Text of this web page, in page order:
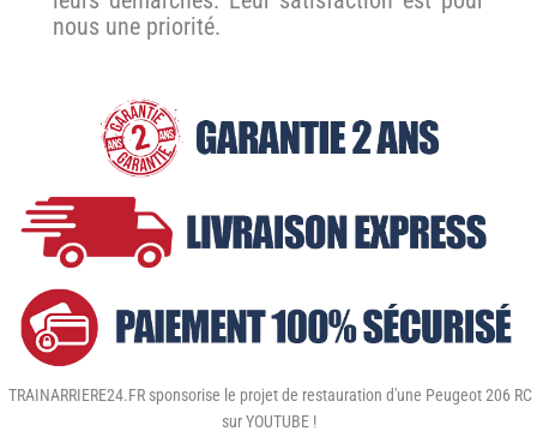
nous une priorité.
TRAINARRIERE24.FR sponsorise le projet de restauration d'une Peugeot 206 RC
sur YOUTUBE !